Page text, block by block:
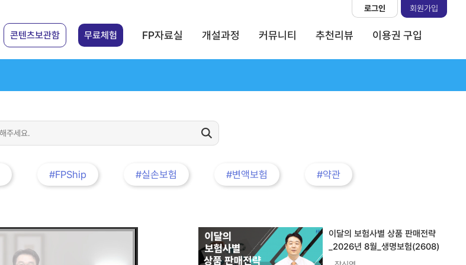
콘텐츠보관함 무료체험 FP자료실 개설과정 커뮤니티 추천리뷰 이용권 구입
로그인 회원가입
#FPShip #실손보험 #변액보험 #약관
이달의 보험사별 상품 판매전략
_2026년 8월_생명보험(2608)